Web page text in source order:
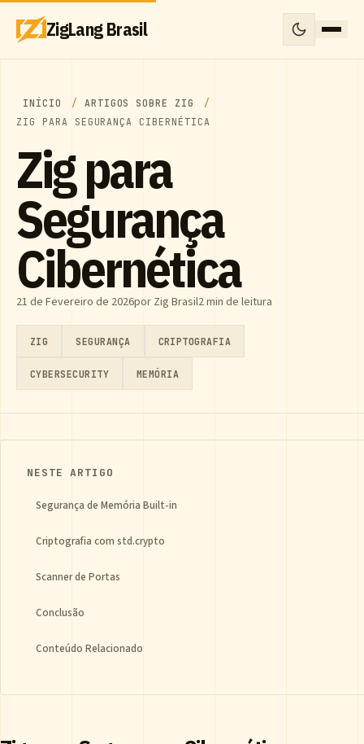
ZigLang Brasil
INÍCIO
ARTIGOS SOBRE ZIG
ZIG PARA SEGURANÇA CIBERNÉTICA
Zig para
Segurança
Cibernética
21 de Fevereiro de 2026por Zig Brasil2 min de leitura
ZIG SEGURANÇA CRIPTOGRAFIA
CYBERSECURITY MEMÓRIA
NESTE ARTIGO
Segurança de Memória Built-in
Criptografia com std.crypto
Scanner de Portas
Conclusão
Conteúdo Relacionado